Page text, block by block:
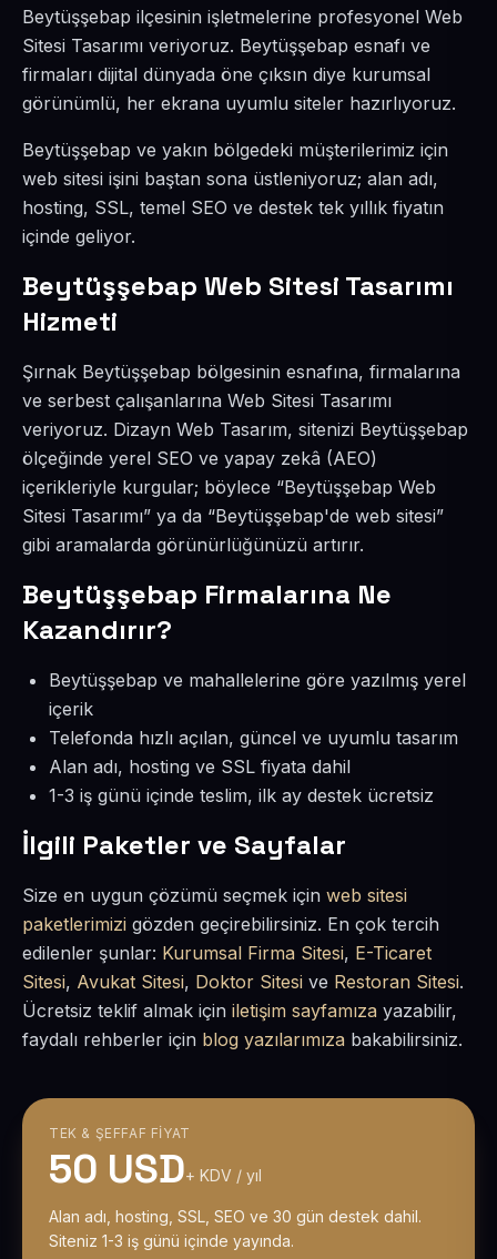
Beytüşşebap ilçesinin işletmelerine profesyonel Web
Sitesi Tasarımı veriyoruz. Beytüşşebap esnafı ve
firmaları dijital dünyada öne çıksın diye kurumsal
görünümlü, her ekrana uyumlu siteler hazırlıyoruz.
Beytüşşebap ve yakın bölgedeki müşterilerimiz için
web sitesi işini baştan sona üstleniyoruz; alan adı,
hosting, SSL, temel SEO ve destek tek yıllık fiyatın
içinde geliyor.
Beytüşşebap Web Sitesi Tasarımı
Hizmeti
Şırnak Beytüşşebap bölgesinin esnafına, firmalarına
ve serbest çalışanlarına Web Sitesi Tasarımı
veriyoruz. Dizayn Web Tasarım, sitenizi Beytüşşebap
ölçeğinde yerel SEO ve yapay zekâ (AEO)
içerikleriyle kurgular; böylece “Beytüşşebap Web
Sitesi Tasarımı” ya da “Beytüşşebap'de web sitesi”
gibi aramalarda görünürlüğünüzü artırır.
Beytüşşebap Firmalarına Ne
Kazandırır?
Beytüşşebap ve mahallelerine göre yazılmış yerel
içerik
Telefonda hızlı açılan, güncel ve uyumlu tasarım
Alan adı, hosting ve SSL fiyata dahil
1-3 iş günü içinde teslim, ilk ay destek ücretsiz
İlgili Paketler ve Sayfalar
Size en uygun çözümü seçmek için web sitesi
paketlerimizi gözden geçirebilirsiniz. En çok tercih
edilenler şunlar: Kurumsal Firma Sitesi, E-Ticaret
Sitesi, Avukat Sitesi, Doktor Sitesi ve Restoran Sitesi.
Ücretsiz teklif almak için iletişim sayfamıza yazabilir,
faydalı rehberler için blog yazılarımıza bakabilirsiniz.
TEK & ŞEFFAF FIYAT
50 USD+ KDV / yıl
Alan adı, hosting, SSL, SEO ve 30 gün destek dahil.
Siteniz 1-3 iş günü içinde yayında.